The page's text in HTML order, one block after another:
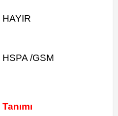
HAYIR
HSPA /GSM